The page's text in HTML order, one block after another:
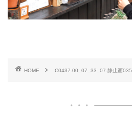
HOME C0437.00_07_33_07.静止画035